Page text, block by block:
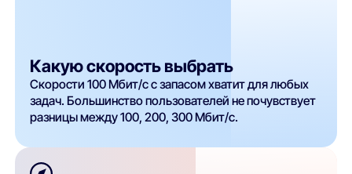
Какую скорость выбрать
Скорости 100 Мбит/с с запасом хватит для любых
задач. Большинство пользователей не почувствует
разницы между 100, 200, 300 Мбит/с.